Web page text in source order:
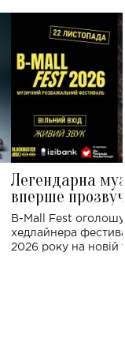
Легендарна
вперше
Україні: де
B-Mall Fest
хедлайнера
2026 року на новій